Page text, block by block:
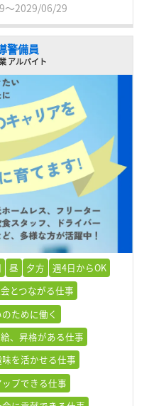
～2029/06/29
警備員
アルバイト
昼 夕方
週4日からOK
とつながる仕事
ために働く
、昇格がある仕事
を活かせる仕事
プできる仕事